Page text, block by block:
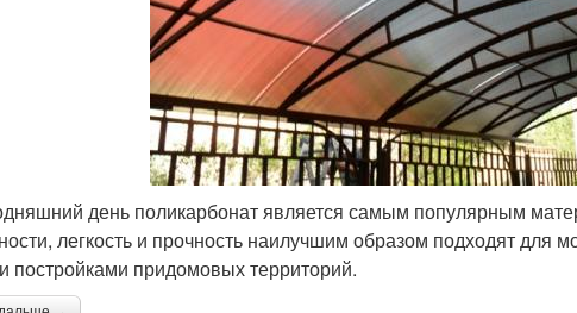
день поликарбонат является самым популярным
легкость и прочность наилучшим образом подходят для
постройками придомовых территорий.